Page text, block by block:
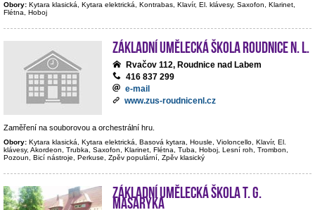
Obory: Kytara klasická, Kytara elektrická, Kontrabas, Klavír, El. klávesy, Saxofon, Klarinet,
Flétna, Hoboj
Základní umělecká škola Roudnice n. L.
Rvačov 112, Roudnice nad Labem
416 837 299
e-mail
www.zus-roudnicenl.cz
Zaměření na souborovou a orchestrální hru.
Obory: Kytara klasická, Kytara elektrická, Basová kytara, Housle, Violoncello, Klavír, El.
klávesy, Akordeon, Trubka, Saxofon, Klarinet, Flétna, Tuba, Hoboj, Lesní roh, Trombon,
Pozoun, Bicí nástroje, Perkuse, Zpěv populární, Zpěv klasický
Základní umělecká škola T. G.
Masaryka